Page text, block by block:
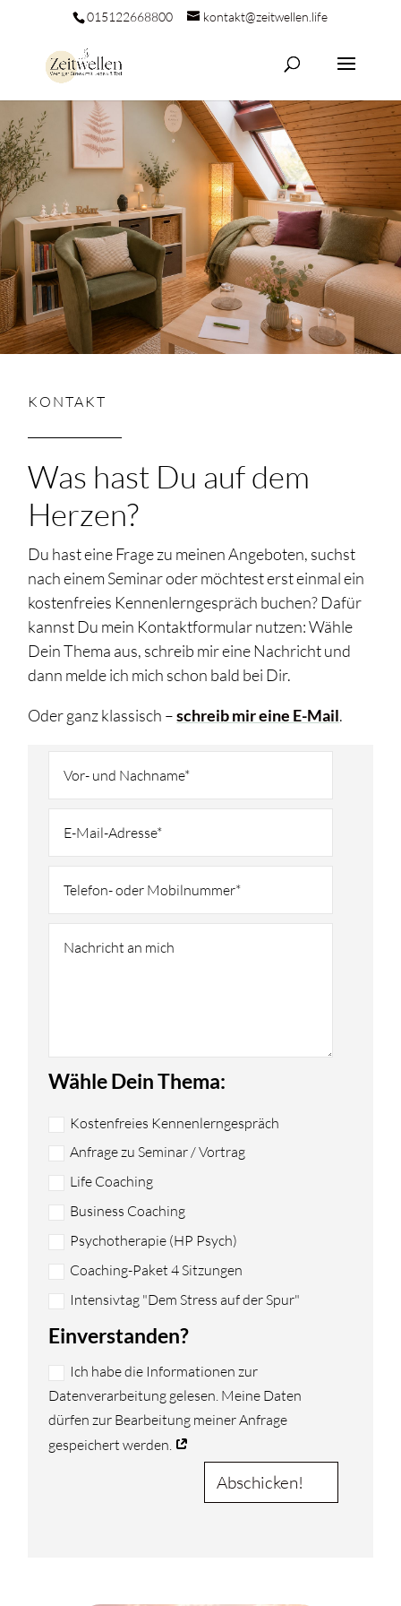
015122668800 kontakt@zeitwellen.life
KONTAKT
Was hast Du auf dem
Herzen?
Du hast eine Frage zu meinen Angeboten, suchst
nach einem Seminar oder möchtest erst einmal ein
kostenfreies Kennenlerngespräch buchen? Dafür
kannst Du mein Kontaktformular nutzen: Wähle
Dein Thema aus, schreib mir eine Nachricht und
dann melde ich mich schon bald bei Dir.
Oder ganz klassisch –schreib mir eine E-Mail.
Wähle Dein Thema:
Kostenfreies Kennenlerngespräch
Anfrage zu Seminar / Vortrag
Life Coaching
Business Coaching
Psychotherapie (HP Psych)
Coaching-Paket 4 Sitzungen
Intensivtag "Dem Stress auf der Spur"
Einverstanden?
Ich habe die Informationen zur
Datenverarbeitung gelesen. Meine Daten
dürfen zur Bearbeitung meiner Anfrage
gespeichert werden.
Abschicken!